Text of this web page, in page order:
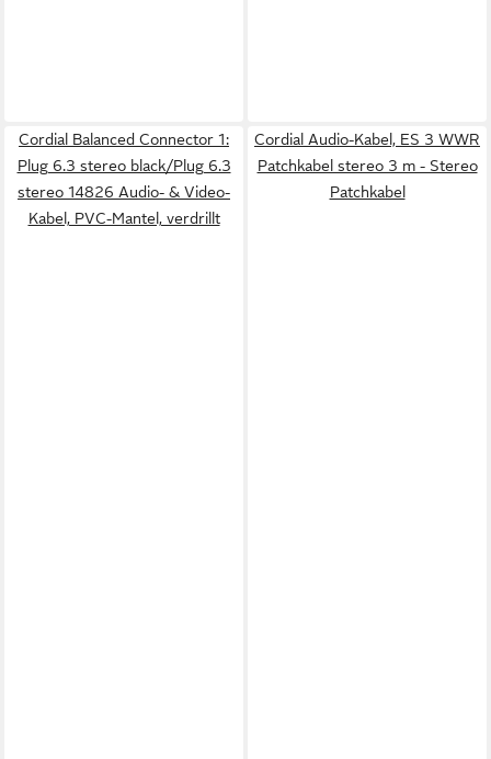
Cordial Balanced Connector 1:
Plug 6.3 stereo black/Plug 6.3
stereo 14826 Audio- & Video-
Kabel, PVC-Mantel, verdrillt
Cordial Audio-Kabel, ES 3 WWR
Patchkabel stereo 3 m - Stereo
Patchkabel